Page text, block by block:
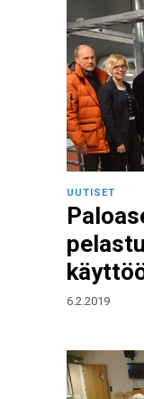
UUTISET
6.2.2019